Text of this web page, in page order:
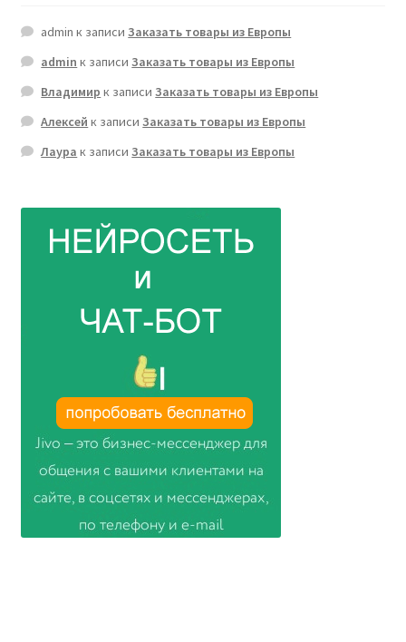
admin к записиЗаказать товары из Европы
admin к записиЗаказать товары из Европы
Владимир к записиЗаказать товары из Европы
Алексей к записиЗаказать товары из Европы
Лаура к записиЗаказать товары из Европы